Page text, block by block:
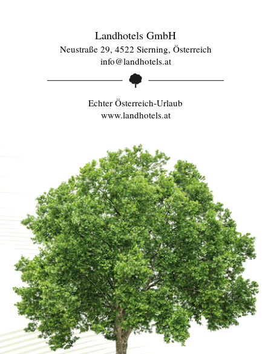
Landhotels GmbH
Neustraße 29, 4522 Sierning, Österreich
info@landhotels.at
Echter Österreich-Urlaub
www.landhotels.at